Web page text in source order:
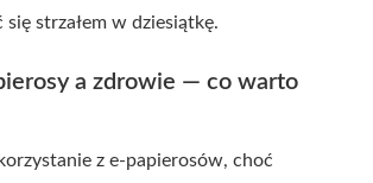
się strzałem w dziesiątkę.
a zdrowie — co warto
z e-papierosów, choć